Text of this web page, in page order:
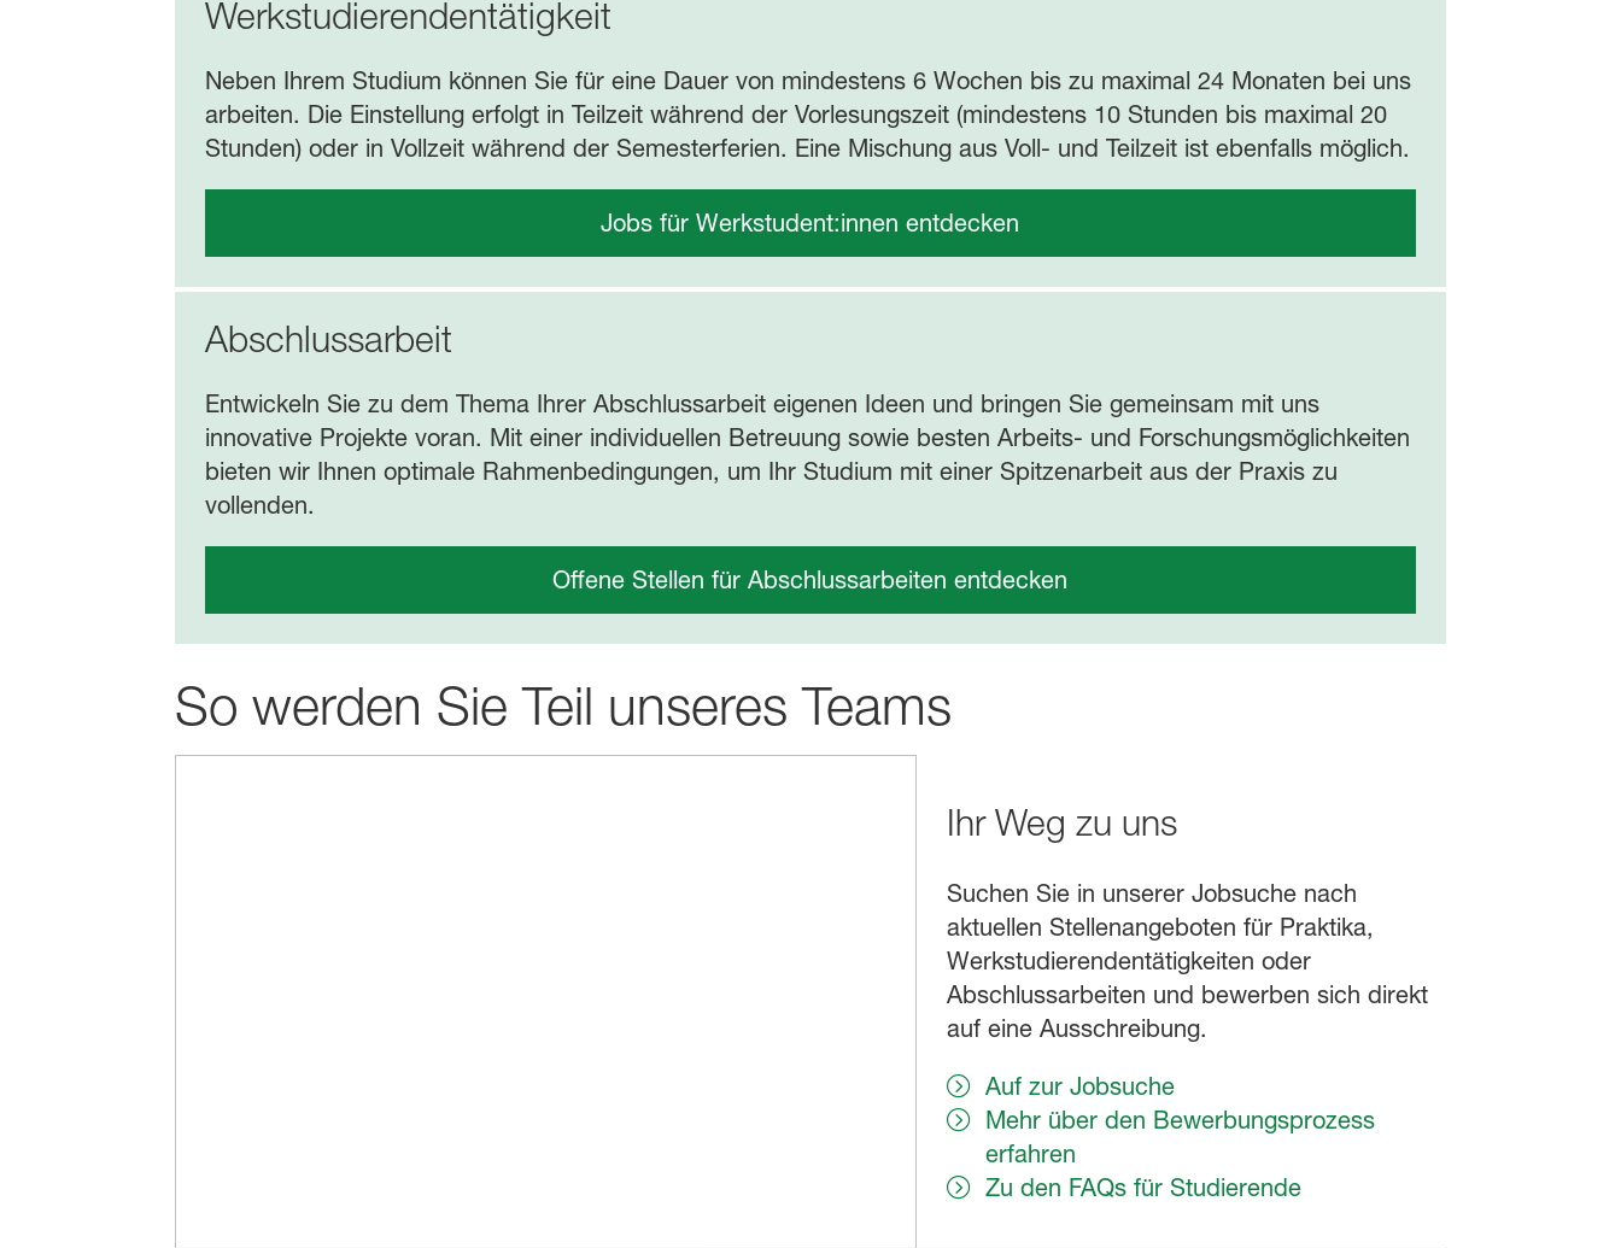
Werkstudierendentätigkeit
Neben Ihrem Studium können Sie für eine Dauer von mindestens 6 Wochen bis zu maximal 24 Monaten bei uns
arbeiten. Die Einstellung erfolgt in Teilzeit während der Vorlesungszeit (mindestens 10 Stunden bis maximal 20
Stunden) oder in Vollzeit während der Semesterferien. Eine Mischung aus Voll- und Teilzeit ist ebenfalls möglich.
Jobs für Werkstudent:innen entdecken
Abschlussarbeit
Entwickeln Sie zu dem Thema Ihrer Abschlussarbeit eigenen Ideen und bringen Sie gemeinsam mit uns
innovative Projekte voran. Mit einer individuellen Betreuung sowie besten Arbeits- und Forschungsmöglichkeiten
bieten wir Ihnen optimale Rahmenbedingungen, um Ihr Studium mit einer Spitzenarbeit aus der Praxis zu
vollenden.
Offene Stellen für Abschlussarbeiten entdecken
So werden Sie Teil unseres Teams
Ihr Weg zu uns
Suchen Sie in unserer Jobsuche nach
aktuellen Stellenangeboten für Praktika,
Werk­studierenden­tätig­keiten oder
Abschlussarbeiten und bewerben sich direkt
auf eine Ausschreibung.
Auf zur Jobsuche
Mehr über den Bewerbungsprozess
erfahren
Zu den FAQs für Studierende